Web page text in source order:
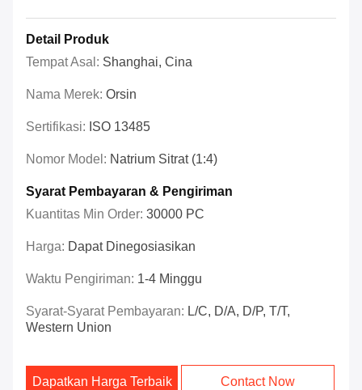
Detail Produk
Tempat Asal: Shanghai, Cina
Nama Merek: Orsin
Sertifikasi: ISO 13485
Nomor Model: Natrium Sitrat (1:4)
Syarat Pembayaran & Pengiriman
Kuantitas Min Order: 30000 PC
Harga: Dapat Dinegosiasikan
Waktu Pengiriman: 1-4 Minggu
Syarat-Syarat Pembayaran: L/C, D/A, D/P, T/T,
Western Union
Dapatkan Harga Terbaik Contact Now